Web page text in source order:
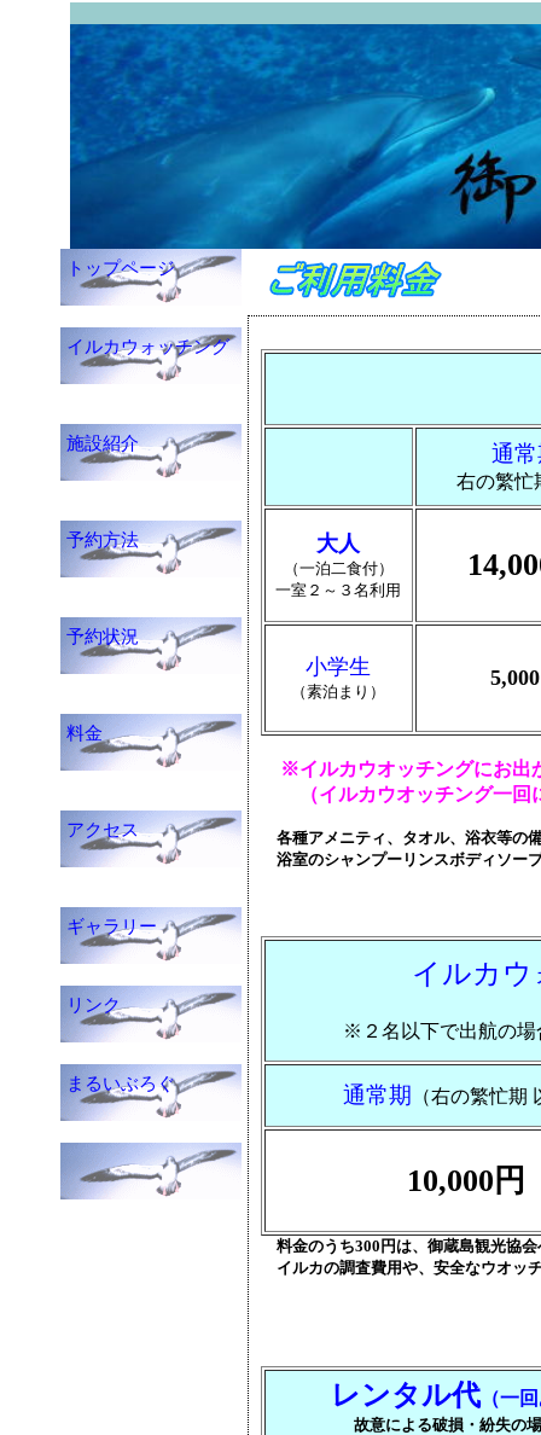
トップページ
イルカウォッチング
施設紹介
予約方法
予約状況
料金
アクセス
ギャラリー
リンク
まるいぶろぐ
通
右の繁忙
大人
（一泊二食付）
一室２～３名利用
小学生
（素泊まり）
※イルカウオッチングにお出
（イルカウオッチング一回
各種アメニティ、タオル、浴衣等の
浴室のシャンプーリンスボディソー
イルカ
※２名以下で出航の場
通常期 （右の繁忙期
10,000円
料金のうち300円は、御蔵島観光協
イルカの調査費用や、安全なウオッ
レンタル代（一
故意による破損・紛失の